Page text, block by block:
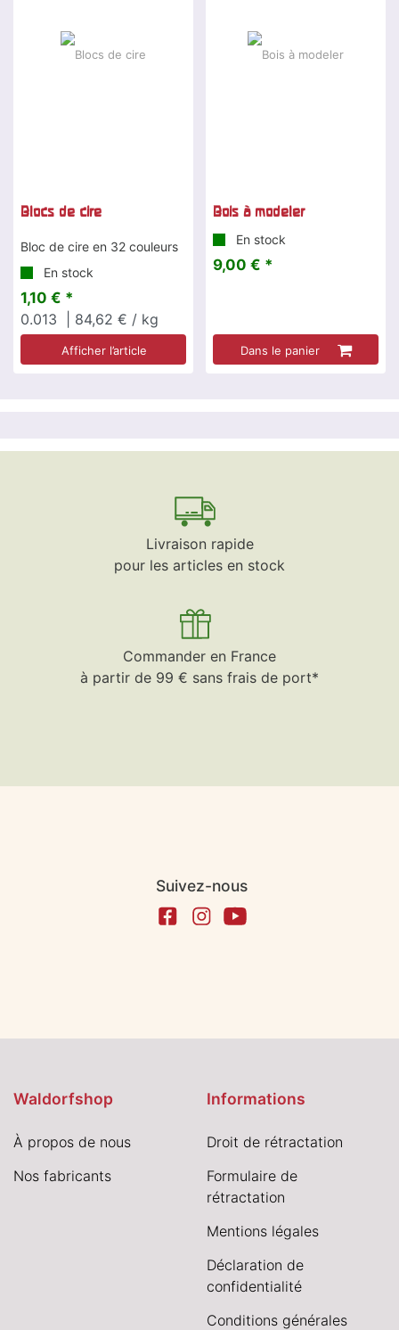
Blocs de cire
Bloc de cire en 32 couleurs
En stock
1,10 € *
0.013
| 84,62 € / kg
Afficher l’article
Bois à modeler
En stock
9,00 € *
Dans le panier
Livraison rapide
pour les articles en stock
Commander en France
à partir de 99 € sans frais de port*
Suivez-nous
Waldorfshop
À propos de nous
Nos fabricants
Informations
Droit de rétractation
Formulaire de
rétractation
Mentions légales
Déclaration de
confidentialité
Conditions générales